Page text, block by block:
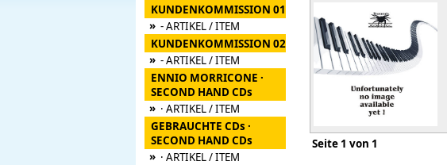
KUNDENKOMMISSION 01
» - ARTIKEL / ITEM
KUNDENKOMMISSION 02
» - ARTIKEL / ITEM
ENNIO MORRICONE ·
SECOND HAND CDs
» · ARTIKEL / ITEM
GEBRAUCHTE CDs ·
SECOND HAND CDs
» · ARTIKEL / ITEM
Seite 1 von 1